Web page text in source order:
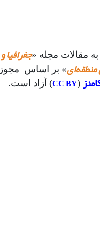
مقالات مجله «جغرافیا و
منطقه‌ای» بر اساس مجوز
(
CC BY) آزاد است.